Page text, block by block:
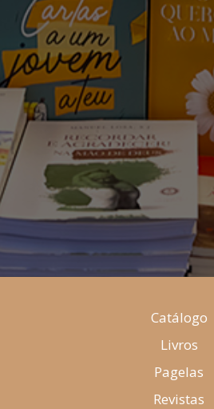
Catálogo
Livros
Pagelas
Revistas